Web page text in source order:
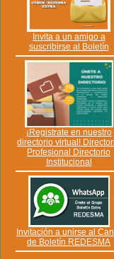
Invita a un amigo a
suscribirse al Boletín
¡Registrate en nuestro
directorio virtual!
Profesional Directorio
Institucional
Invitación a unirse al
de Boletín REDESMA